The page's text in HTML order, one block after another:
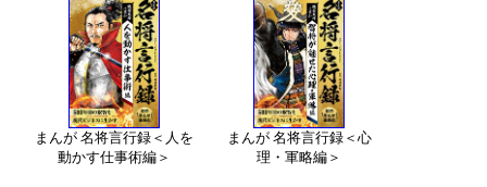
まんが 名将言行録＜人を
動かす仕事術編＞
まんが 名将言行録＜心
理・軍略編＞